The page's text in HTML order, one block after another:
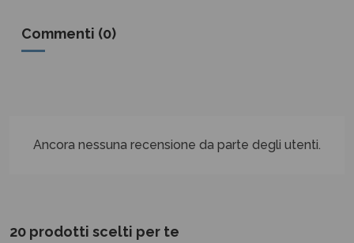
Commenti (0)
Ancora nessuna recensione da parte degli utenti.
20 prodotti scelti per te